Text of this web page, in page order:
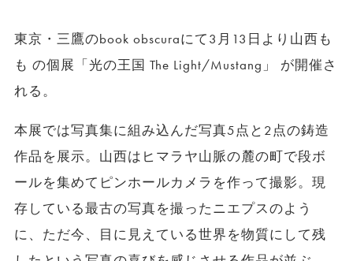
東京・三鷹のbook obscuraにて3月13日より山西も
も の個展「光の王国 The Light/Mustang」 が開催さ
れる。
本展では写真集に組み込んだ写真5点と2点の鋳造
作品を展示。山西はヒマラヤ山脈の麓の町で段ボ
ールを集めてピンホールカメラを作って撮影。現
存している最古の写真を撮ったニエプスのよう
に、ただ今、目に見えている世界を物質にして残